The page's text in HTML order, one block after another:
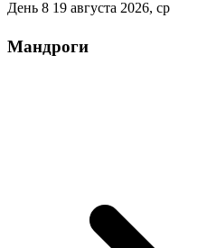
День 8 19 августа 2026, ср
Мандроги